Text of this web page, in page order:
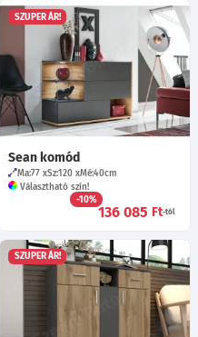
SZUPER ÁR!
Sean komód
Ma:77 Sz:120 Mé:40cm
Választható szín!
-10%
136 085 Ft-tól
SZUPER ÁR!